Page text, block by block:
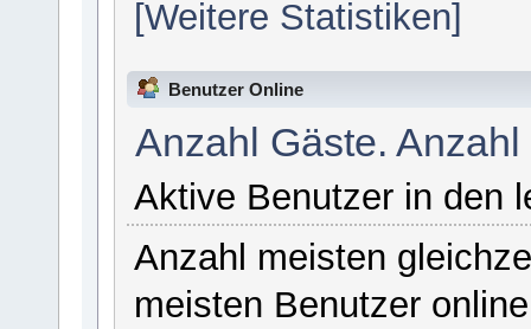
[Weitere Statistiken]
Benutzer Online
Anzahl Gäste.
Aktive Benutzer in den
Anzahl meisten
meisten Benutzer